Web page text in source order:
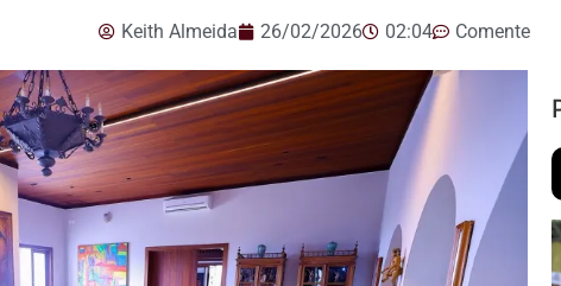
Keith Almeida 26/02/2026 02:04 Comente